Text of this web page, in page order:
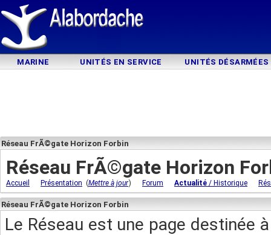
MARINE UNITÉS EN SERVICE UNITÉS DÉSARMÉES
Réseau FrÃ©gate Horizon Forbin
Réseau FrÃ©gate Horizon
Accueil Présentation (Mettre à jour) Forum Actualité / Historique
Réseau FrÃ©gate Horizon Forbin
Le Réseau est une page destinée